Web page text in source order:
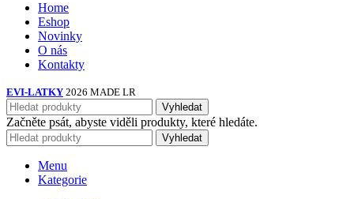
Home
Eshop
Novinky
O nás
Kontakty
EVI-LATKY 2026 MADE LR
Vyhledat
Začněte psát, abyste viděli produkty, které hledáte.
Vyhledat
Menu
Kategorie